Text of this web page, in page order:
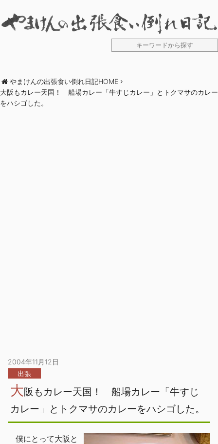
やまけんの出張食い倒れ日記HOME
大阪もカレー天国！ 船場カレー「牛すじカレー」とトクマサのカレー
をハシゴした。
2004年11月12日
出張
大阪もカレー天国！ 船場カレー「牛すじ
カレー」とトクマサのカレーをハシゴした。
僕にとって大阪と